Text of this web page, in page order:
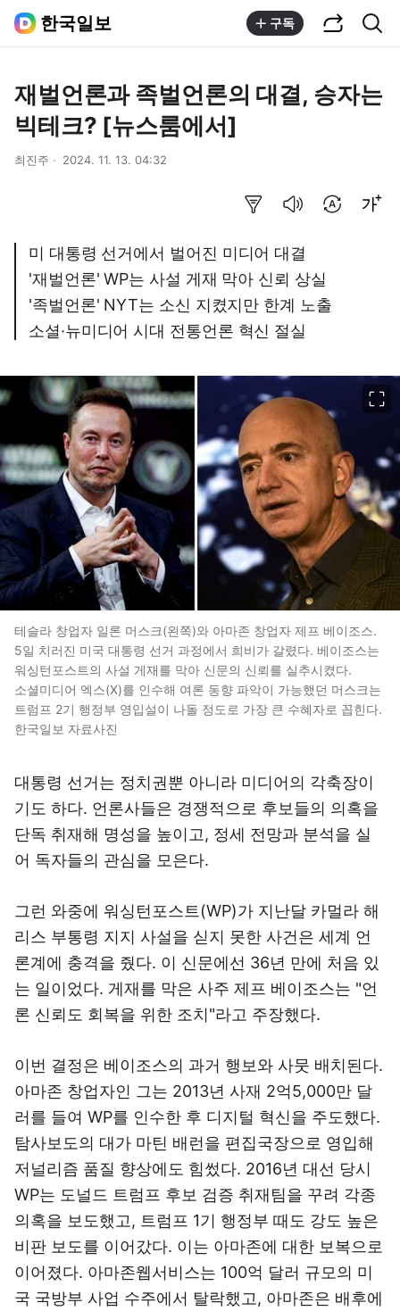
한국일보 구독
재벌언론과 족벌언론의 대결, 승자는
빅테크? [뉴스룸에서]
최진주 2024. 11. 13. 04:32
미 대통령 선거에서 벌어진 미디어 대결
'재벌언론' WP는 사설 게재 막아 신뢰 상실
'족벌언론' NYT는 소신 지켰지만 한계 노출
소셜·뉴미디어 시대 전통언론 혁신 절실
테슬라 창업자 일론 머스크(왼쪽)와 아마존 창업자 제프 베이조스.
5일 치러진 미국 대통령 선거 과정에서 희비가 갈렸다. 베이조스는
워싱턴포스트의 사설 게재를 막아 신문의 신뢰를 실추시켰다.
소셜미디어 엑스(X)를 인수해 여론 동향 파악이 가능했던 머스크는
트럼프 2기 행정부 영입설이 나돌 정도로 가장 큰 수혜자로 꼽힌다.
한국일보 자료사진
대통령 선거는 정치권뿐 아니라 미디어의 각축장이
기도 하다. 언론사들은 경쟁적으로 후보들의 의혹을
단독 취재해 명성을 높이고, 정세 전망과 분석을 실
어 독자들의 관심을 모은다.
그런 와중에 워싱턴포스트(WP)가 지난달 카멀라 해
리스 부통령 지지 사설을 싣지 못한 사건은 세계 언
론계에 충격을 줬다. 이 신문에선 36년 만에 처음 있
는 일이었다. 게재를 막은 사주 제프 베이조스는 "언
론 신뢰도 회복을 위한 조치"라고 주장했다.
이번 결정은 베이조스의 과거 행보와 사뭇 배치된다.
아마존 창업자인 그는 2013년 사재 2억5,000만 달
러를 들여 WP를 인수한 후 디지털 혁신을 주도했다.
탐사보도의 대가 마틴 배런을 편집국장으로 영입해
저널리즘 품질 향상에도 힘썼다. 2016년 대선 당시
WP는 도널드 트럼프 후보 검증 취재팀을 꾸려 각종
의혹을 보도했고, 트럼프 1기 행정부 때도 강도 높은
비판 보도를 이어갔다. 이는 아마존에 대한 보복으로
이어졌다. 아마존웹서비스는 100억 달러 규모의 미
국 국방부 사업 수주에서 탈락했고, 아마존은 배후에